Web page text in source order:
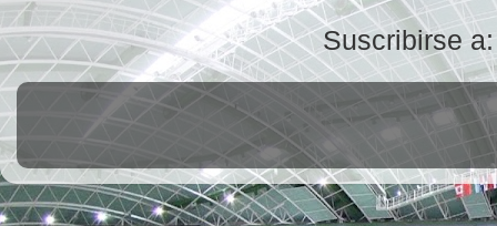
Suscribirse